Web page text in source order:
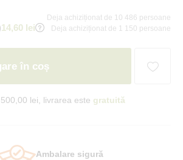
Deja achiziționat de 10 486 persoane
14,60 lei Deja achiziționat de 1 150 persoane
în coș
lei, livrarea este gratuită
Ambalare sigură